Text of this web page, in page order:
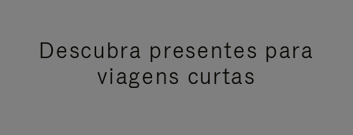
Descubra presentes para
viagens curtas